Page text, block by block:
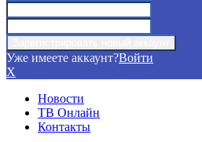
Уже имеете аккаунт?Войти
X
Новости
ТВ Онлайн
Контакты